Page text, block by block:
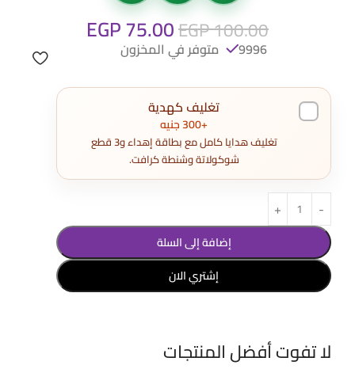
EGP100.00
EGP75.00
9996 متوفر في المخزون
تغليف كهدية
+300 جنيه
تغليف هدايا كامل مع بطاقة إهداء و3 قطع
شوكولاتة وشنطة كرافت.
إضافة إلى السلة
إشتري الان
لا تفوت أفضل المنتجات